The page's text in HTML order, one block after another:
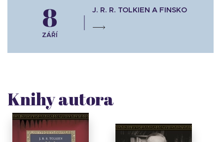
8
ZÁŘÍ
J. R. R. TOLKIEN A FINSKO
Knihy autora